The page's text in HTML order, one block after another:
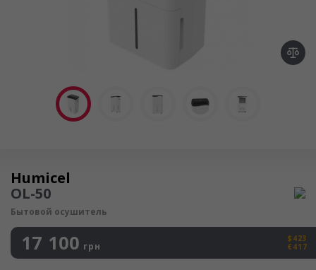
Осушитель воздуха
Humicel
OL-50
Бытовой осушитель
17 100 грн
$423
€417